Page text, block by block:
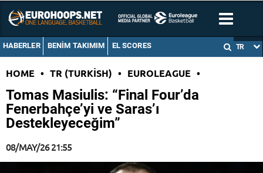
HABERLER BENIM TAKIMIM EL SCORES TR
HOME • TR (TURKISH) • EUROLEAGUE •
Tomas Masiulis: “Final Four’da
Fenerbahçe’yi ve Saras’ı
Destekleyeceğim”
08/MAY/26 21:55